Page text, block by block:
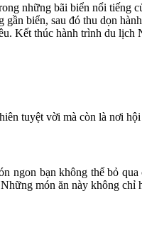
những bãi biển nổi tiếng
biển, sau đó thu dọn
Kết thúc hành trình du lịch
tuyệt vời mà còn là nơi
bạn không thể bỏ
món ăn này không